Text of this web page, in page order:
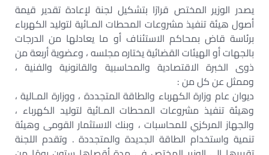
يصدر الوزير المختص قرارًا بتشكيل لجنة لإعادة تقدير قيمة
أصول هيئة تنفيذ مشروعات المحطات المـائية لتوليد الكهرباء
برئاسة قاض بمحاكم الاستئناف أو ما يعادلها من الدرجات
بالجهات أو الهيئات القضائية يختاره مجلسه ، وعضوية أربعة من
ذوى الخبرة الاقتصادية والمحاسبية والقانونية والفنية ،
وممثل عن كل من :
ديوان عام وزارة الكهرباء والطاقة المتجددة ، ووزارة المـالية ،
وهيئة تنفيذ مشروعات المحطات المـائية لتوليد الكهرباء ،
والجهاز المركزي للمحاسبات ، وبنك الاستثمار القومى وهيئة
تنمية واستخدام الطاقة الجديدة والمتجددة . وتقدم اللجنة